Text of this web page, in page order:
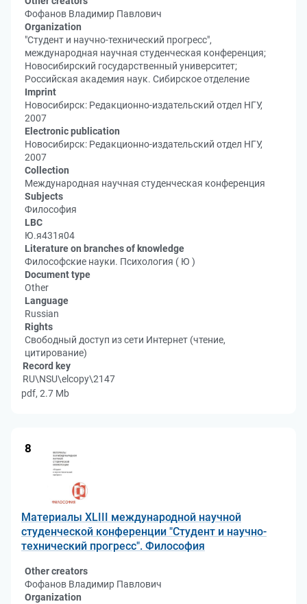
Фофанов Владимир Павлович
Organization
"Студент и научно-технический прогресс",
международная научная студенческая конференция;
Новосибирский государственный университет;
Российская академия наук. Сибирское отделение
Imprint
Новосибирск: Редакционно-издательский отдел НГУ,
2007
Electronic publication
Новосибирск: Редакционно-издательский отдел НГУ,
2007
Collection
Международная научная студенческая конференция
Subjects
Философия
LBC
Ю.я431я04
Literature on branches of knowledge
Философские науки. Психология ( Ю )
Document type
Other
Language
Russian
Rights
Свободный доступ из сети Интернет (чтение,
цитирование)
Record key
RU\NSU\elcopy\2147
pdf, 2.7 Mb
8
Материалы XLIII международной научной
студенческой конференции "Студент и научно-
технический прогресс". Философия
Other creators
Фофанов Владимир Павлович
Organization